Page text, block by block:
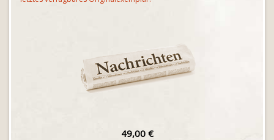
49,00 €